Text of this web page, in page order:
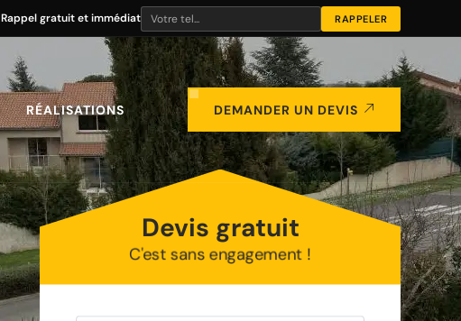
Rappel gratuit et immédiat
RÉALISATIONS DEMANDER UN DEVIS
Devis gratuit
C'est sans engagement !